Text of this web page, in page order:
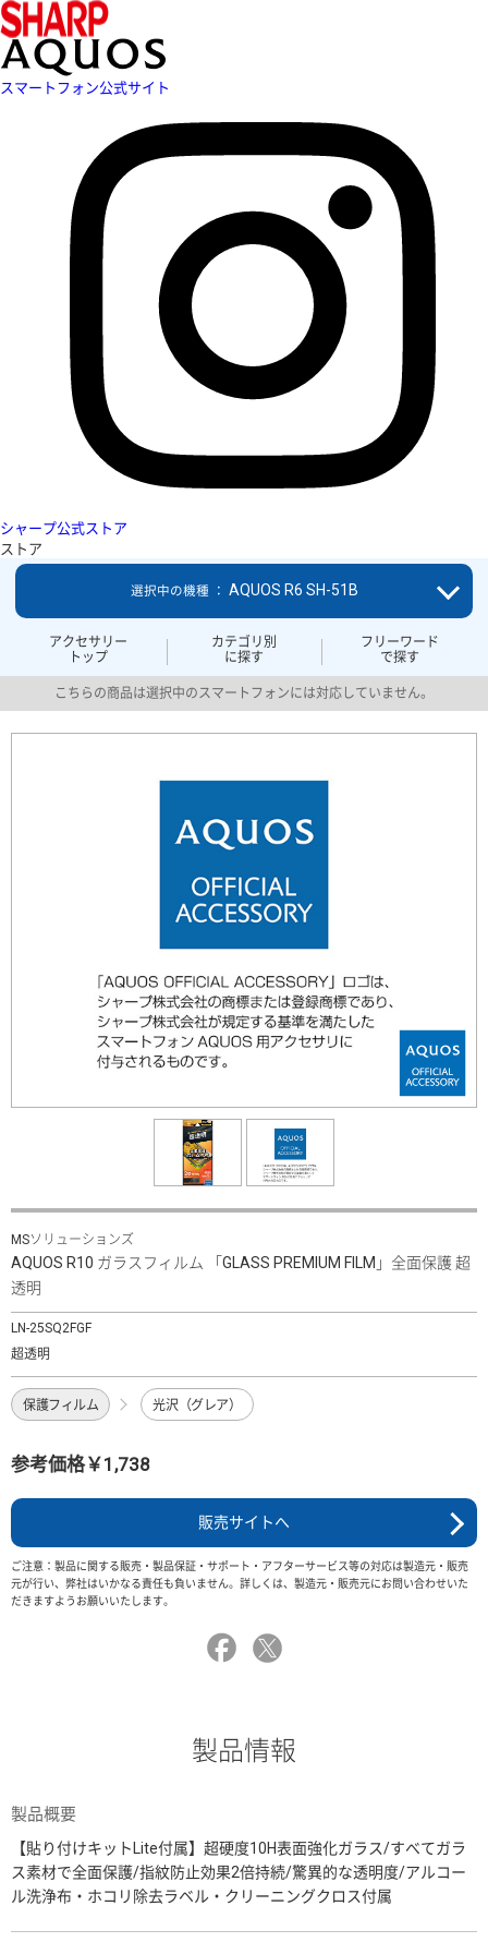
スマートフォン公式サイト
シャープ公式ストア
ストア
アクセサリー
トップ
カテゴリ別
に探す
フリーワード
で探す
選択中の機種 ： AQUOS R6 SH-51B
こちらの商品は選択中のスマートフォンには対応していません。
MSソリューションズ
AQUOS R10 ガラスフィルム 「GLASS PREMIUM FILM」全面保護 超
透明
LN-25SQ2FGF
超透明
保護フィルム 光沢（グレア）
参考価格￥1,738
販売サイトへ
ご注意：製品に関する販売・製品保証・サポート・アフターサービス等の対応は製造元・販売
元が行い、弊社はいかなる責任も負いません。詳しくは、製造元・販売元にお問い合わせいた
だきますようお願いいたします。
製品情報
製品概要
【貼り付けキットLite付属】超硬度10H表面強化ガラス/すべてガラ
ス素材で全面保護/指紋防止効果2倍持続/驚異的な透明度/アルコー
ル洗浄布・ホコリ除去ラベル・クリーニングクロス付属